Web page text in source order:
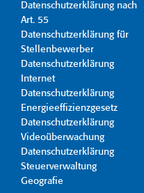
Datenschutzerklärung nach
Art. 55
Datenschutzerklärung für
Stellenbewerber
Datenschutzerklärung
Internet
Datenschutzerklärung
Energieeffizienzgesetz
Datenschutzerklärung
Videoüberwachung
Datenschutzerklärung
Steuerverwaltung
Geografie